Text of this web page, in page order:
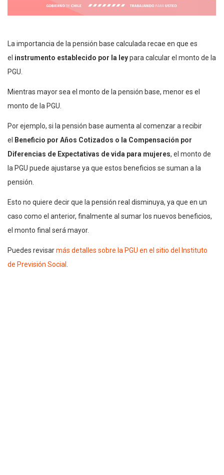
La importancia de la pensión base calculada recae en que es
el instrumento establecido por la leypara calcular el monto de la
PGU.
Mientras mayor sea el monto de la pensión base, menor es el
monto de la PGU.
Por ejemplo, si la pensión base aumenta al comenzar a recibir
el
Beneficio por Años Cotizados o la Compensación por
Diferencias de Expectativas de vida para mujeres, el monto de
la PGU puede ajustarse ya que estos beneficios se suman a la
pensión.
Esto no quiere decir que la pensión real disminuya, ya que en un
caso como el anterior, finalmente al sumar los nuevos beneficios,
el monto final será mayor.
Puedes revisarmás detalles sobre la PGU en el sitio del Instituto
de Previsión Social .